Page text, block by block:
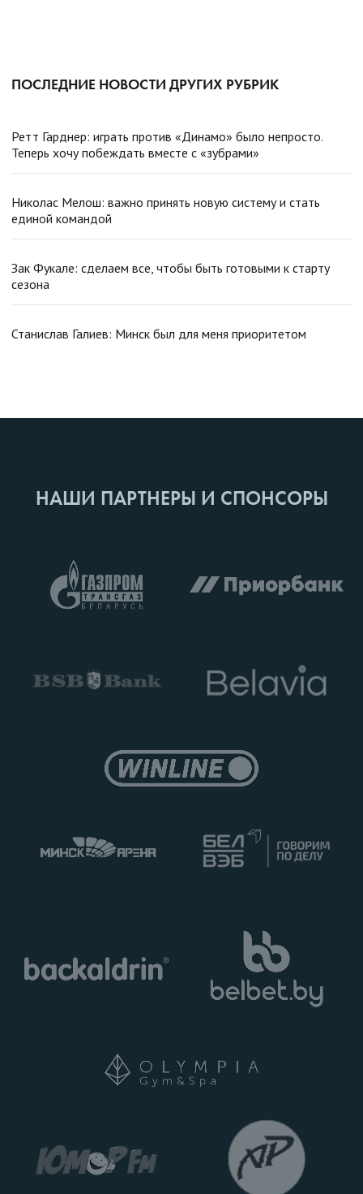
ПОСЛЕДНИЕ НОВОСТИ ДРУГИХ РУБРИК
Ретт Гарднер: играть против «Динамо» было непросто.
Теперь хочу побеждать вместе с «зубрами»
Николас Мелош: важно принять новую систему и стать
единой командой
Зак Фукале: сделаем все, чтобы быть готовыми к старту
сезона
Станислав Галиев: Минск был для меня приоритетом
НАШИ ПАРТНЕРЫ И СПОНСОРЫ